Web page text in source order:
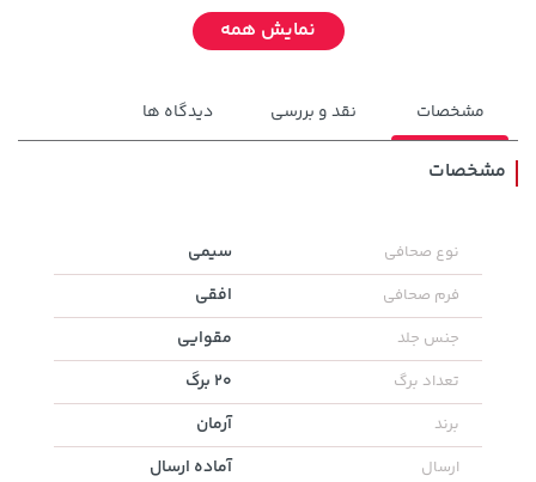
185,000 تومان
219,900
141,000 تومان
165,900
نمایش همه
مشخصات نقد و بررسی دیدگاه ها
مشخصات
نوع صحافی سیمی
فرم صحافی افقی
جنس جلد مقوایی
تعداد برگ 20 برگ
برند آرمان
ارسال آماده ارسال